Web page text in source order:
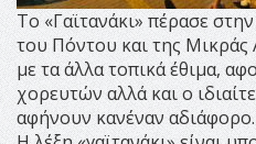
Το «Γαϊτανάκι» πέρασε
του Πόντου και της Μικράς
με τα άλλα τοπικά έθιμα,
χορευτών αλλά και ο
αφήνουν κανέναν αδιάφορο.